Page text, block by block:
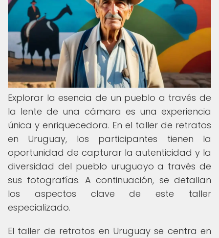
Explorar la esencia de un pueblo a través de
la lente de una cámara es una experiencia
única y enriquecedora. En el taller de retratos
en Uruguay, los participantes tienen la
oportunidad de capturar la autenticidad y la
diversidad del pueblo uruguayo a través de
sus fotografías. A continuación, se detallan
los aspectos clave de este taller
especializado.
El taller de retratos en Uruguay se centra en